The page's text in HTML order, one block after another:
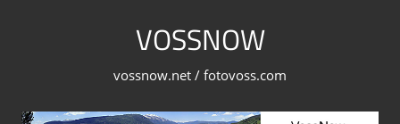
VOSSNOW
vossnow.net / fotovoss.com